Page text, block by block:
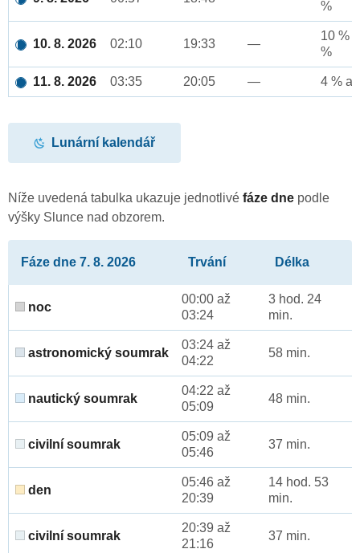
%
10. 8. 2026 02:10 19:33 —
10 %
%
11. 8. 2026 03:35 20:05 — 4 %
Lunární kalendář
Níže uvedená tabulka ukazuje jednotlivé fáze dne podle
výšky Slunce nad obzorem.
Fáze dne 7. 8. 2026 Trvání Délka
noc
00:00 až
03:24
3 hod. 24
min.
astronomický soumrak
03:24 až
04:22
58 min.
nautický soumrak
04:22 až
05:09
48 min.
civilní soumrak
05:09 až
05:46
37 min.
den
05:46 až
20:39
14 hod. 53
min.
civilní soumrak
20:39 až
21:16
37 min.